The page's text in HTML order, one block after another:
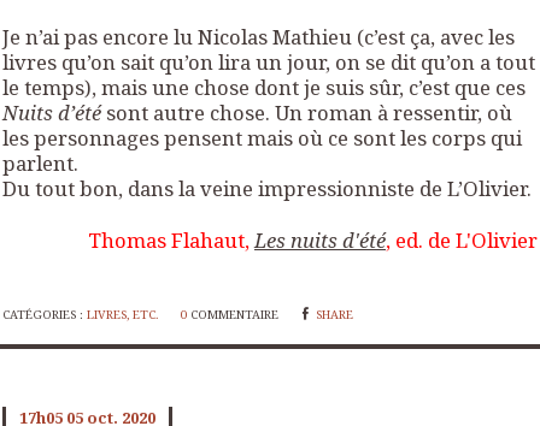
Je n’ai pas encore lu Nicolas Mathieu (c’est ça, avec les
livres qu’on sait qu’on lira un jour, on se dit qu’on a tout
le temps), mais une chose dont je suis sûr, c’est que ces
Nuits d’étésont autre chose. Un roman à ressentir, où
les personnages pensent mais où ce sont les corps qui
parlent.
Du tout bon, dans la veine impressionniste de L’Olivier.
Thomas Flahaut,Les nuits d'été, ed. de L'Olivier
CATÉGORIES : LIVRES, ETC. 0 COMMENTAIRE SHARE
17h05 05 oct. 2020